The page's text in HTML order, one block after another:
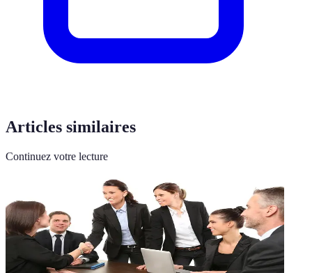
Articles similaires
Continuez votre lecture